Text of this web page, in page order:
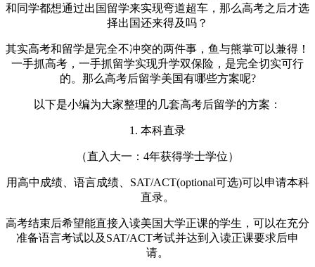
和同学都想通过出国留学来实现弯道超车，那么高考之后才选
择出国还来得及吗？
其实高考和留学是完全不冲突的两件事，鱼与熊掌可以兼得！
一手抓高考，一手抓留学实现升学双保险，是完全切实可行
的。那么高考后留学美国有哪些方案呢?
以下是小编为大家整理的几套高考后留学的方案：
1. 本科直录
（直入大一：4年获得学士学位）
用高中成绩、语言成绩、SAT/ACT(optional可选)可以申请本科
直录。
高考结束后希望能直接入读美国大学正课的学生，可以在充分
准备语言考试以及SAT/ACT考试并达到入读正课要求后申
请。